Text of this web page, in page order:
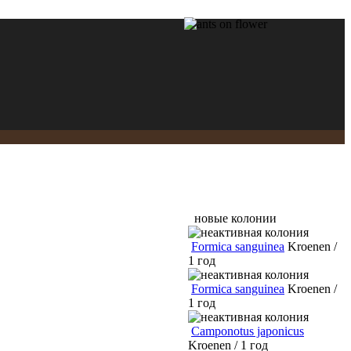
новые колонии
Formica sanguinea Kroenen /
1 год
Formica sanguinea Kroenen /
1 год
Camponotus japonicus
Kroenen / 1 год